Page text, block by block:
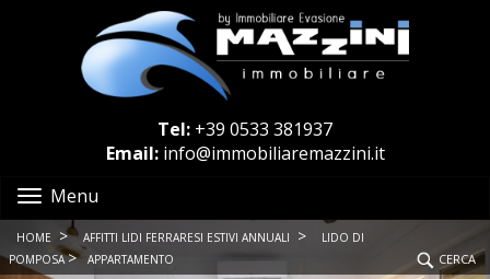
Tel: +39 0533 381937
Email: info@immobiliaremazzini.it
Menu
HOME > AFFITTI LIDI FERRARESI ESTIVI ANNUALI >
LIDO DI
POMPOSA > APPARTAMENTO CERCA